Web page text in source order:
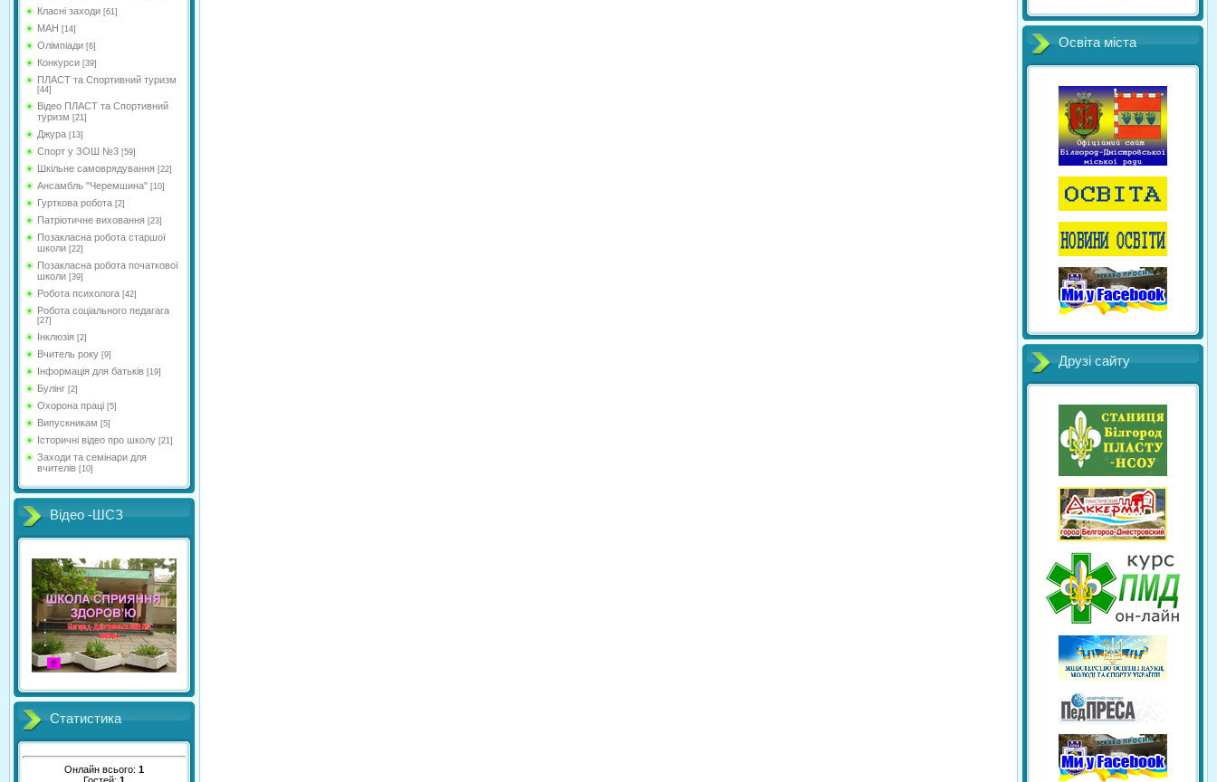
Класні заходи [61]
МАН [14]
Олімпіади [6]
Конкурси [39]
ПЛАСТ та Спортивний туризм
[44]
Відео ПЛАСТ та Спортивний
туризм [21]
Джура [13]
Спорт у ЗОШ №3 [59]
Шкільне самоврядування [22]
Ансамбль "Черемшина" [10]
Гурткова робота [2]
Патріотичне виховання [23]
Позакласна робота старшої
школи [22]
Позакласна робота початкової
школи [39]
Робота психолога [42]
Робота соціального педагага
[27]
Інклюзія [2]
Вчитель року [9]
Інформація для батьків [19]
Булінг [2]
Охорона праці [5]
Випускникам [5]
Історичні відео про школу [21]
Заходи та семінари для
вчителів [10]
Відео -ШСЗ
Статистика
Онлайн всього: 1
Освіта міста
Друзі сайту